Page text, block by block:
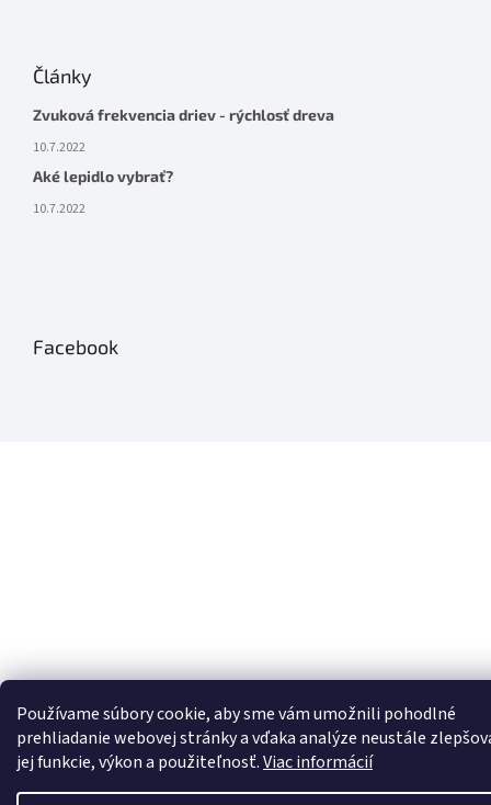
Používame súbory cookie, aby sme vám umožnili pohodlné
prehliadanie webovej stránky a vďaka analýze neustále
jej funkcie, výkon a použiteľnosť.Viac informácií
Články
Zvuková frekvencia driev - rýchlosť dreva
10.7.2022
Aké lepidlo vybrať?
10.7.2022
Facebook